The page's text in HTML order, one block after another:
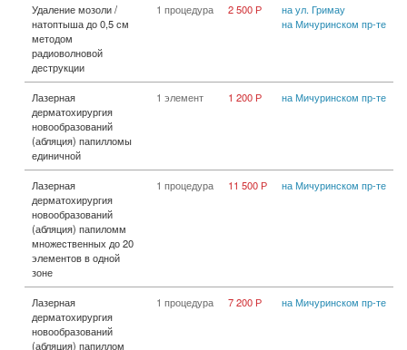
Удаление мозоли /
натоптыша до 0,5 см
методом
радиоволновой
деструкции
1 процедура 2 500 Р
на ул. Гримау
на Мичуринском пр-те
Лазерная
дерматохирургия
новообразований
(абляция) папилломы
единичной
1 элемент 1 200 Р на Мичуринском пр-те
Лазерная
дерматохирургия
новообразований
(абляция) папиломм
множественных до 20
элементов в одной
зоне
1 процедура 11 500 Р на Мичуринском пр-те
Лазерная
дерматохирургия
новообразований
(абляция) папиллом
1 процедура 7 200 Р на Мичуринском пр-те